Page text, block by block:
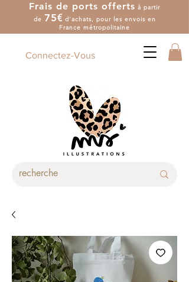
Frais de ports offerts à partir
de 75€ d'achats, pour les envois en
France métropolitaine
Connectez-Vous